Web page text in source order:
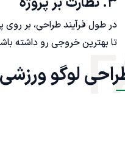
در طول فرآیند طراحی، بر روی
تا بهترین خروجی رو داشته